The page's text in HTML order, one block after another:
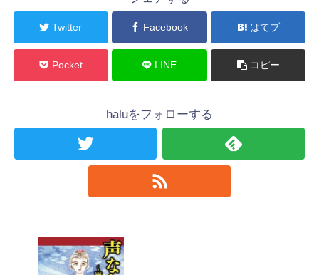
Twitter Facebook はてブ
Pocket LINE コピー
haluをフォローする